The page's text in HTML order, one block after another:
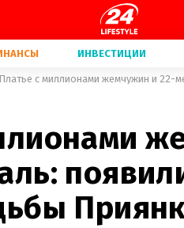
ИНВЕСТИЦИИ